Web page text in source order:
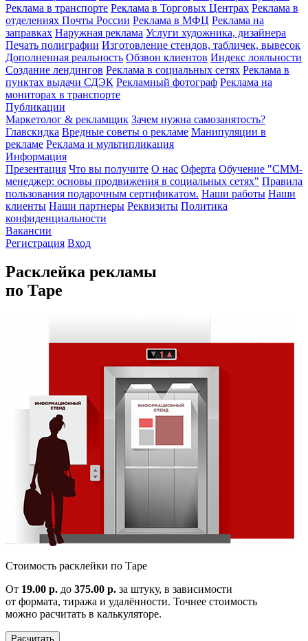
Реклама в транспорте Реклама в Торговых Центрах Реклама в
отделениях Почты России Реклама в МФЦ Реклама на
заправках Наружная реклама Услуги художника, дизайнера
Печать полиграфии Изготовление стендов, табличек, вывесок
Дополненная реальность Обзвон клиентов Индекс лояльности
Создание лендингов Реклама в социальных сетях Реклама в
пунктах выдачи СДЭК Рекламный фотограф Реклама на
мониторах в транспорте
Публикации
Маркетолог & рекламщик Зачем нужна самозанятость?
Главскидка Вредные советы о рекламе Манипуляции в
рекламе Реклама и мультипликация
Информация
Презентация Что вы получите О нас Оферта Обучение "СМM-
менеджер: основы продвижения в социальных сетях" Правила
пользования подарочным сертификатом. Наши работы Наши
клиенты Наши партнеры Реквизиты Политика
конфиденциальности
Вакансии
Регистрация Вход
Расклейка рекламы
по Таре
Cтоимость расклейки по Таре
От 19.00 р. до 375.00 р. за штуку, в зависимости
от формата, тиража и удалённости. Точнее стоимость
можно расчитать в калькуляторе.
Расчитать